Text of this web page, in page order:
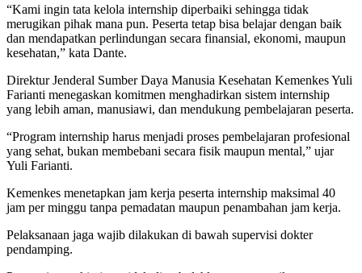
“Kami ingin tata kelola internship diperbaiki sehingga tidak
merugikan pihak mana pun. Peserta tetap bisa belajar dengan baik
dan mendapatkan perlindungan secara finansial, ekonomi, maupun
kesehatan,” kata Dante.
Direktur Jenderal Sumber Daya Manusia Kesehatan Kemenkes Yuli
Farianti menegaskan komitmen menghadirkan sistem internship
yang lebih aman, manusiawi, dan mendukung pembelajaran peserta.
“Program internship harus menjadi proses pembelajaran profesional
yang sehat, bukan membebani secara fisik maupun mental,” ujar
Yuli Farianti.
Kemenkes menetapkan jam kerja peserta internship maksimal 40
jam per minggu tanpa pemadatan maupun penambahan jam kerja.
Pelaksanaan jaga wajib dilakukan di bawah supervisi dokter
pendamping.